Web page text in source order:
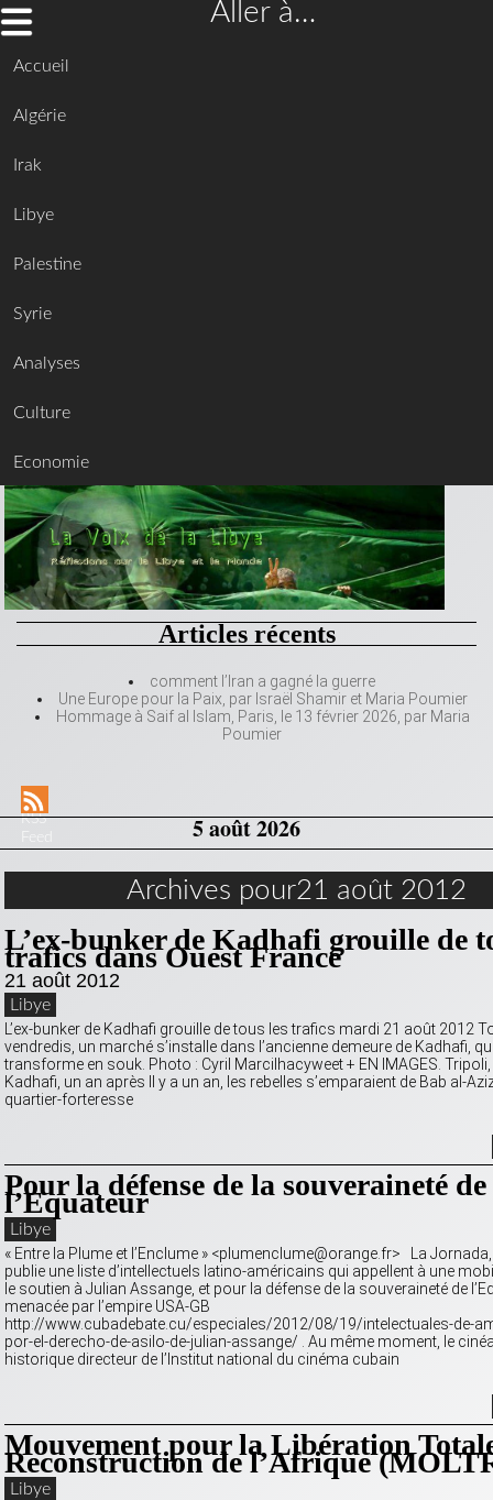
Aller à…
Accueil
Algérie
Irak
Libye
Palestine
Syrie
Analyses
Culture
Economie
Articles récents
comment l’Iran a gagné la guerre
Une Europe pour la Paix, par Israël Shamir et Maria Poumier
Hommage à Saif al Islam, Paris, le 13 février 2026, par Maria
Poumier
RSS
5 août 2026
Archives pour21 août 2012
L’ex-bunker de Kadhafi grouille de
trafics dans Ouest France
21 août 2012
Libye
L’ex-bunker de Kadhafi grouille de tous les trafics mardi 21 août 2012
vendredis, un marché s’installe dans l’ancienne demeure de Kadhafi,
transforme en souk. Photo : Cyril Marcilhacyweet + EN IMAGES.
Kadhafi, un an après Il y a un an, les rebelles s’emparaient de Bab al-
quartier-forteresse
Pour la défense de la souveraineté de
l’Equateur
Libye
« Entre la Plume et l’Enclume » <plumenclume@orange.fr> La
publie une liste d’intellectuels latino-américains qui appellent à une
le soutien à Julian Assange, et pour la défense de la souveraineté de
menacée par l’empire USA-GB
http://www.cubadebate.cu/especiales/2012/08/19/intelectuales-de-
por-el-derecho-de-asilo-de-julian-assange/ . Au même moment, le
historique directeur de l’Institut national du cinéma cubain
Mouvement pour la Libération
Reconstruction de l’Afrique
Libye